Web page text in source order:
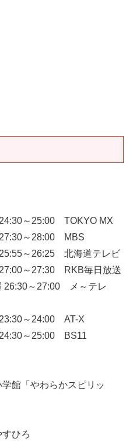
～25:00 TOKYO MX
～28:00 MBS
～26:25 北海道テレビ
～27:30 RKB毎日放送
26:30～27:00 メ～テレ
～24:00 AT-X
～25:00 BS11
館「やわらかスピリッ
ひろ